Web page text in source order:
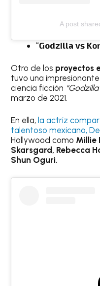
A post
“Godzilla vs
Otro de los proyectos
tuvo una
ciencia ficción
marzo de 2021.
En ella, la actriz
talentoso mexicano,
Hollywood como Millie
Skarsgard, Rebecca
Shun Oguri.